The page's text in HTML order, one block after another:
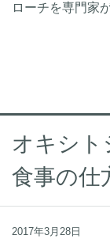
ローチを専門家
オキシト
食事の仕
2017年3月28日